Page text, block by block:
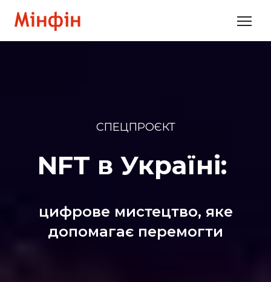
СПЕЦПРОЄКТ
NFT в Україні:
цифрове мистецтво, яке
допомагає перемогти